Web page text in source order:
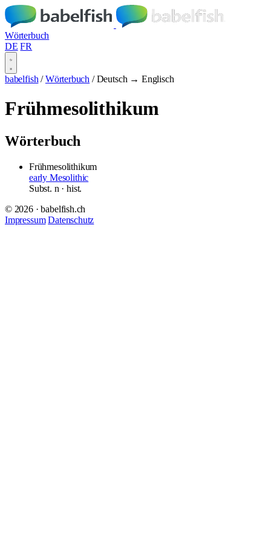
Wörterbuch
DE FR
babelfish / Wörterbuch / Deutsch → Englisch
Frühmesolithikum
Wörterbuch
Frühmesolithikum
early Mesolithic
Subst. n · hist.
© 2026 · babelfish.ch
Impressum Datenschutz